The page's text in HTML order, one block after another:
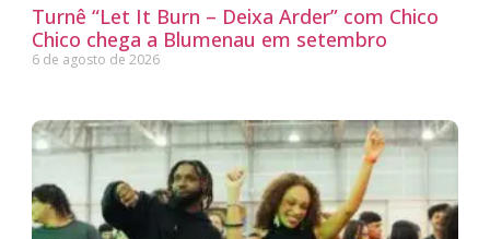
Turnê “Let It Burn – Deixa Arder” com Chico
Chico chega a Blumenau em setembro
6 de agosto de 2026